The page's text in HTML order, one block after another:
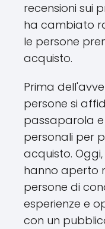
recensioni sui
ha cambiato
le persone
acquisto.
Prima
persone si
passaparola
personali per
acquisto.
hanno aperto
persone di
esperienze e
con un